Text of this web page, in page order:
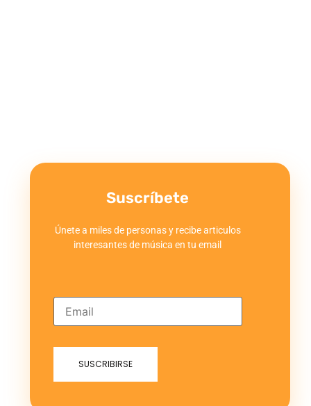
Suscríbete
Únete a miles de personas y recibe articulos
interesantes de música en tu email